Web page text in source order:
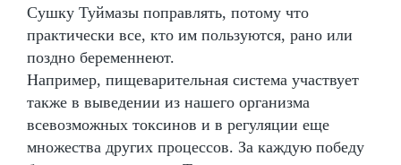
Сушку Туймазы поправлять, потому что
практически все, кто им пользуются, рано или
поздно беременнеют.
Например, пищеварительная система участвует
также в выведении из нашего организма
всевозможных токсинов и в регуляции еще
множества других процессов. За каждую победу